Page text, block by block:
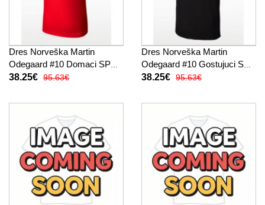
Dres Norveška Martin
Odegaard #10 Domaci SP
2026 Kratak Rukav
38.25€ 95.63€
Dres Norveška Martin
Odegaard #10 Gostujuci SP
2026 Kratak Rukav
38.25€ 95.63€